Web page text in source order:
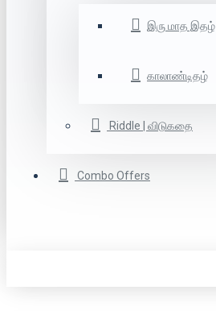
இரு மாத இதழ்
காலாண்டிதழ்
Riddle | விடுகதை
Combo Offers